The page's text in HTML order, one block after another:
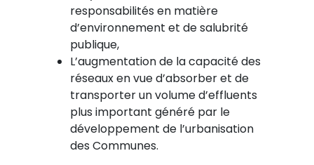
responsabilités en matière
d’environnement et de salubrité
publique,
L’augmentation de la capacité des
réseaux en vue d’absorber et de
transporter un volume d’effluents
plus important généré par le
développement de l’urbanisation
des Communes.